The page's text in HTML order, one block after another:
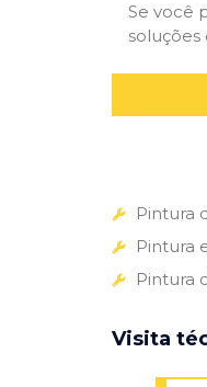
Se você
soluções
Pintura
Pintura
Pintura
Visita